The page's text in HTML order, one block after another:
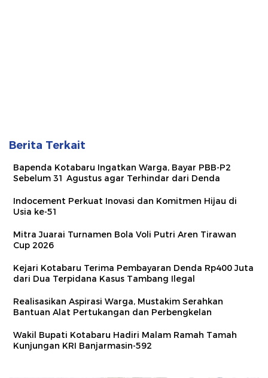
Berita Terkait
Bapenda Kotabaru Ingatkan Warga, Bayar PBB-P2
Sebelum 31 Agustus agar Terhindar dari Denda
Indocement Perkuat Inovasi dan Komitmen Hijau di
Usia ke-51
Mitra Juarai Turnamen Bola Voli Putri Aren Tirawan
Cup 2026
Kejari Kotabaru Terima Pembayaran Denda Rp400 Juta
dari Dua Terpidana Kasus Tambang Ilegal
Realisasikan Aspirasi Warga, Mustakim Serahkan
Bantuan Alat Pertukangan dan Perbengkelan
Wakil Bupati Kotabaru Hadiri Malam Ramah Tamah
Kunjungan KRI Banjarmasin-592